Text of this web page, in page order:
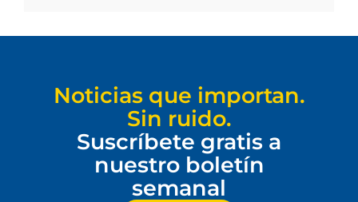
Noticias que importan.
Sin ruido.
Suscríbete gratis a
nuestro boletín
semanal